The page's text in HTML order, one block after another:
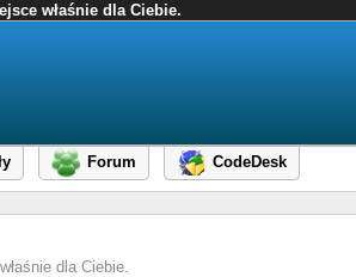
właśnie dla Ciebie.
Forum
CodeDesk
dla Ciebie.